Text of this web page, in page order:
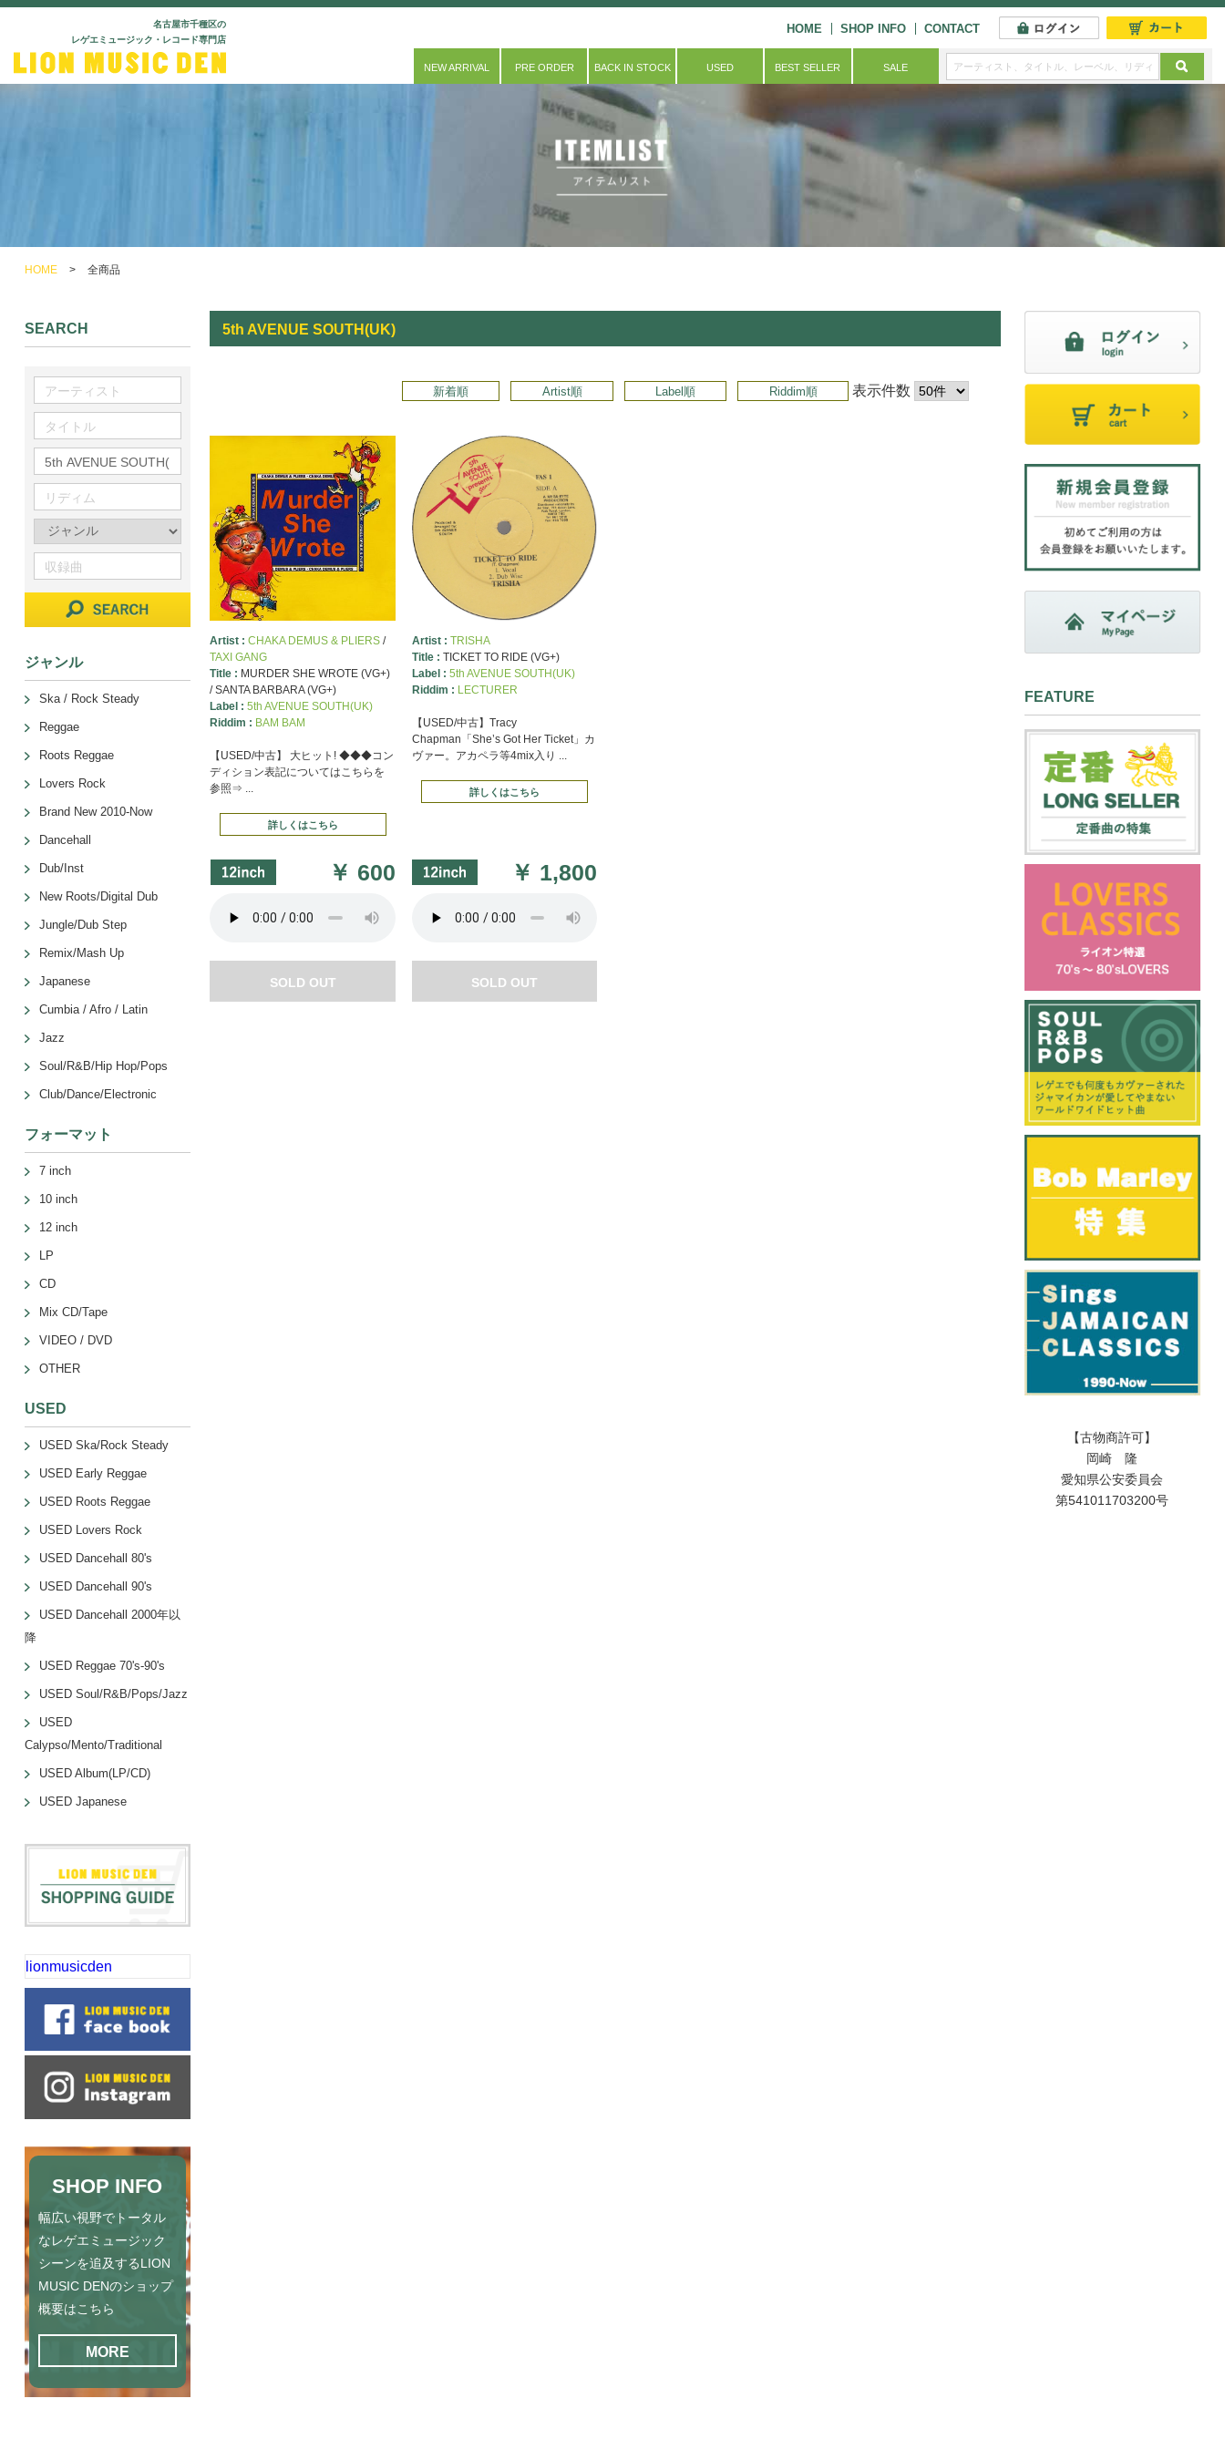
名古屋市千種区の
レゲエミュージック・レコード専門店
HOME SHOP INFO CONTACT
NEW ARRIVAL PRE ORDER BACK IN STOCK USED BEST SELLER SALE
HOME > 全商品
5th AVENUE SOUTH(UK)
新着順 Artist順 Label順 Riddim順 表示件数
Artist :CHAKA DEMUS & PLIERS /
TAXI GANG
Title : MURDER SHE WROTE (VG+)
/ SANTA BARBARA (VG+)
Label :5th AVENUE SOUTH(UK)
Riddim : BAM BAM
【USED/中古】 大ヒット! ◆◆◆コン
ディション表記についてはこちらを
参照⇒ ...
詳しくはこちら
￥ 600
SOLD OUT
Artist : TRISHA
Title : TICKET TO RIDE (VG+)
Label : 5th AVENUE SOUTH(UK)
Riddim : LECTURER
【USED/中古】Tracy
Chapman「She’s Got Her Ticket」カ
ヴァー。アカペラ等4mix入り ...
詳しくはこちら
￥ 1,800
SOLD OUT
SEARCH
ジャンル
Ska / Rock Steady
Reggae
Roots Reggae
Lovers Rock
Brand New 2010-Now
Dancehall
Dub/Inst
New Roots/Digital Dub
Jungle/Dub Step
Remix/Mash Up
Japanese
Cumbia / Afro / Latin
Jazz
Soul/R&B/Hip Hop/Pops
Club/Dance/Electronic
フォーマット
7 inch
10 inch
12 inch
LP
CD
Mix CD/Tape
VIDEO / DVD
OTHER
USED
USED Ska/Rock Steady
USED Early Reggae
USED Roots Reggae
USED Lovers Rock
USED Dancehall 80's
USED Dancehall 90's
USED Dancehall 2000年以
降
USED Reggae 70's-90's
USED Soul/R&B/Pops/Jazz
USED
Calypso/Mento/Traditional
USED Album(LP/CD)
USED Japanese
lionmusicden
SHOP INFO
幅広い視野でトータル
なレゲエミュージック
シーンを追及するLION
MUSIC DENのショップ
概要はこちら
MORE
FEATURE
【古物商許可】
岡崎 隆
愛知県公安委員会
第541011703200号